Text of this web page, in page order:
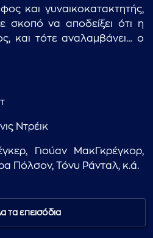
και γυναικοκατακτητής,
σκοπό να αποδείξει ότι η
και τότε αναλαμβάνει… ο
Ντρέικ
Γιούαν ΜακΓκρέγκορ,
Πόλσον, Τόνυ Ράνταλ, κ.ά.
τα επεισόδια